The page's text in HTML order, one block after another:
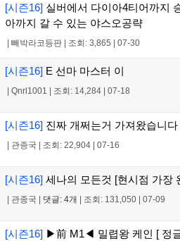
[시즌16] 실버에서 다이아4티어까지
아까지 갈 수 있는 야스오공략
빼박라코등판 조회: 3,865 07-30
[시즌16] E 선마 마스터 이
Qnrl1001 조회: 14,284 07-18
[시즌16] 진짜 개쩌는거 가져왔습니
관종국 조회: 22,904 07-16
[시즌16] 세나의 모든것 [현시점 가장
관종국 댓글: 4개 조회: 131,050 07-09
[시즌16] ▶前 M1◀ 밀렵왕 케인 [ 정